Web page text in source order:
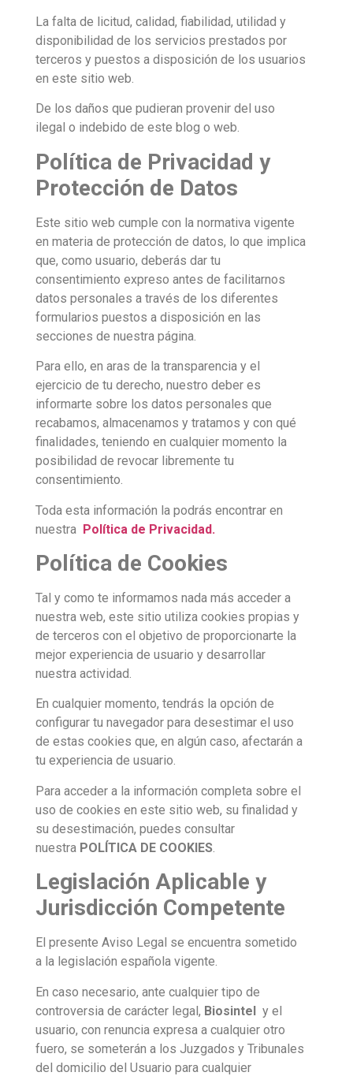
La falta de licitud, calidad, fiabilidad, utilidad y
disponibilidad de los servicios prestados por
terceros y puestos a disposición de los usuarios
en este sitio web.
De los daños que pudieran provenir del uso
ilegal o indebido de este blog o web.
Política de Privacidad y
Protección de Datos
Este sitio web cumple con la normativa vigente
en materia de protección de datos, lo que implica
que, como usuario, deberás dar tu
consentimiento expreso antes de facilitarnos
datos personales a través de los diferentes
formularios puestos a disposición en las
secciones de nuestra página.
Para ello, en aras de la transparencia y el
ejercicio de tu derecho, nuestro deber es
informarte sobre los datos personales que
recabamos, almacenamos y tratamos y con qué
finalidades, teniendo en cualquier momento la
posibilidad de revocar libremente tu
consentimiento.
Toda esta información la podrás encontrar en
nuestra Política de Privacidad.
Política de Cookies
Tal y como te informamos nada más acceder a
nuestra web, este sitio utiliza cookies propias y
de terceros con el objetivo de proporcionarte la
mejor experiencia de usuario y desarrollar
nuestra actividad.
En cualquier momento, tendrás la opción de
configurar tu navegador para desestimar el uso
de estas cookies que, en algún caso, afectarán a
tu experiencia de usuario.
Para acceder a la información completa sobre el
uso de cookies en este sitio web, su finalidad y
su desestimación, puedes consultar
nuestra POLÍTICA DE COOKIES
Legislación Aplicable y
Jurisdicción Competente
El presente Aviso Legal se encuentra sometido
a la legislación española vigente.
En caso necesario, ante cualquier tipo de
controversia de carácter legal, Biosintel y el
usuario, con renuncia expresa a cualquier otro
fuero, se someterán a los Juzgados y Tribunales
del domicilio del Usuario para cualquier